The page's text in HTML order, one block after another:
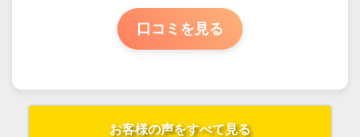
口コミを見る
お客様の声をすべて見る